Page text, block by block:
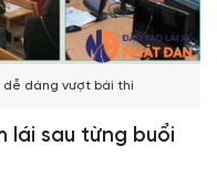
dễ dàng vượt bài thi
lái sau từng buổi